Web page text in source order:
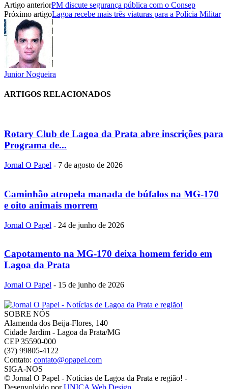
Artigo anteriorPM discute segurança pública com o Consep
Próximo artigoLagoa recebe mais três viaturas para a Polícia Militar
Junior Nogueira
ARTIGOS RELACIONADOS
Rotary Club de Lagoa da Prata abre inscrições para
Programa de...
Jornal O Papel - 7 de agosto de 2026
Caminhão atropela manada de búfalos na MG-170
e oito animais morrem
Jornal O Papel - 24 de junho de 2026
Capotamento na MG-170 deixa homem ferido em
Lagoa da Prata
Jornal O Papel - 15 de junho de 2026
SOBRE NÓS
Alamenda dos Beija-Flores, 140
Cidade Jardim - Lagoa da Prata/MG
CEP 35590-000
(37) 99805-4122
Contato: contato@opapel.com
SIGA-NOS
© Jornal O Papel - Notícias de Lagoa da Prata e região! -